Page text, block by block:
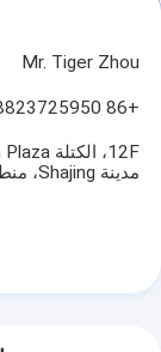
Mr. Tiger Zhou
+86 18823725950
مدينة Shajing، منطقة Bao'an، شنتشن، الصين